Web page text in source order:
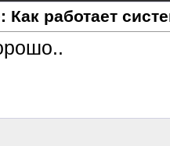
Как работает